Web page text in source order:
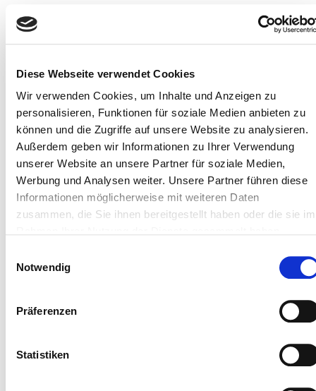
Diese Webseite verwendet Cookies
Wir verwenden Cookies, um Inhalte und Anzeigen zu
personalisieren, Funktionen für soziale Medien anbieten zu
können und die Zugriffe auf unsere Website zu analysieren.
Außerdem geben wir Informationen zu Ihrer Verwendung
unserer Website an unsere Partner für soziale Medien,
Werbung und Analysen weiter. Unsere Partner führen diese
Informationen möglicherweise mit weiteren Daten
zusammen, die Sie ihnen bereitgestellt haben oder die sie im
Notwendig
Präferenzen
Statistiken
Rechtsanwalt Helmut Brandt ist seit 01. Januar 2016
als freier Mitarbeiter für die Sozietät tätig.
freier Mitarbeiter für die Sozietät tätig. Herr Hanel
bearbeitet vorrangig Fälle aus dem Arbeits-,
Verkehrs-, Straf-, und allgemeines Zivilrecht.
Frau Ass. jur. Claudia Brandt unterstützt die Kanzlei als
wissenschaftliche Mitarbeiterin.
Informationspflicht nach § 36 Absatz 1 Satz 1
VSBG (Verbraucherstreitbeilegungsgesetz):
auch nicht bereit, an einem
Informa
Kontakt